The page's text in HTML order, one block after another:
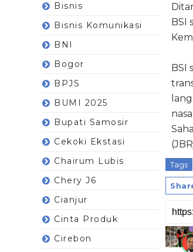
Bisnis
Bisnis Komunikasi
BNI
Bogor
BPJS
BUMI 2025
Bupati Samosir
Cekoki Ekstasi
Chairum Lubis
Chery J6
Cianjur
Cinta Produk
Cirebon
BSI
BSI
Tags